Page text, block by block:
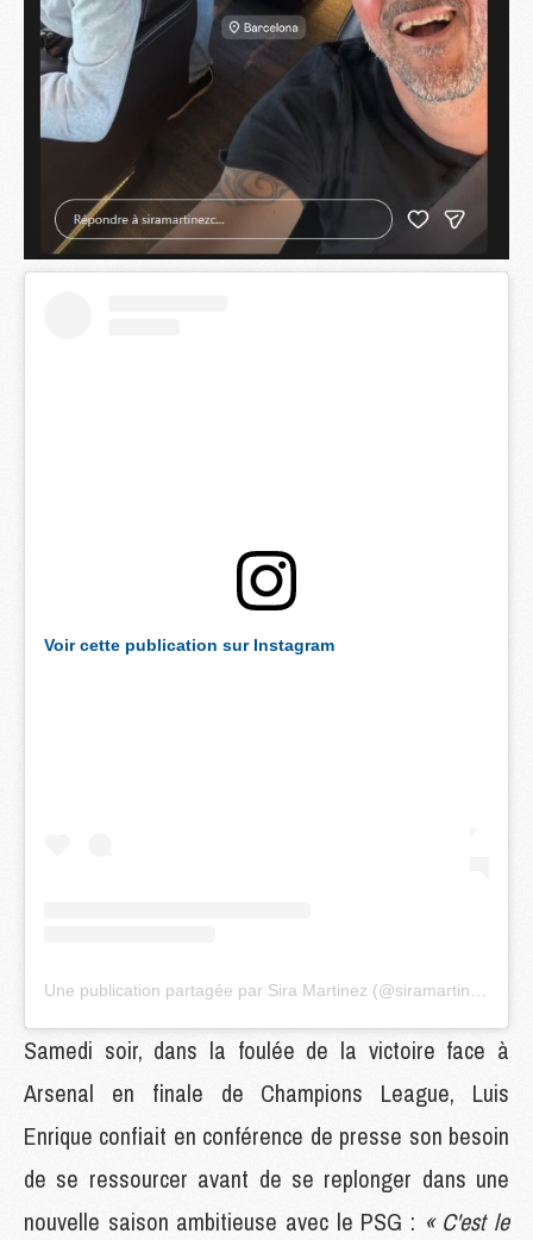
Voir cette publication sur Instagram
Une publication partagée par Sira Martinez (@siramartinezc)
Samedi soir, dans la foulée de la victoire face à
Arsenal en finale de Champions League, Luis
Enrique confiait en conférence de presse son besoin
de se ressourcer avant de se replonger dans une
nouvelle saison ambitieuse avec le PSG : « C'est le